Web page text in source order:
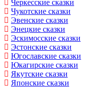
Черкесские сказки
Чукотские сказки
Эвенские сказки
Энецкие сказки
Эскимосские сказки
Эстонские сказки
Югославские сказки
Юкагирские сказки
Якутские сказки
Японские сказки